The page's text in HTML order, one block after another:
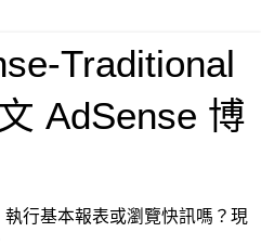
Traditional
AdSense 博
行基本報表或瀏覽快訊嗎？現